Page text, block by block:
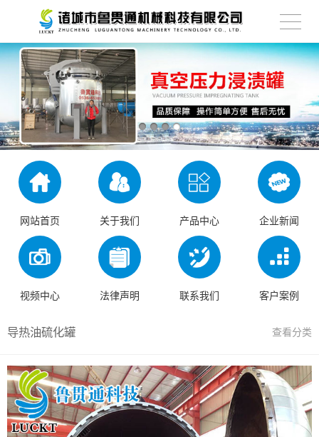
网站首页 关于我们 产品中心 企业新闻
视频中心 法律声明 联系我们 客户案例
导热油硫化罐 查看分类